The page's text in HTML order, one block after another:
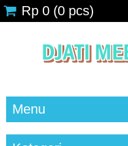
Rp 0 (0 pcs)
Menu